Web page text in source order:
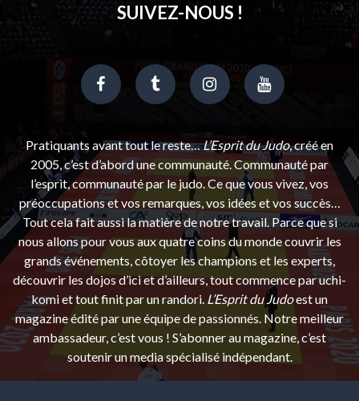
SUIVEZ-NOUS !
Pratiquants avant tout le reste…L’Esprit du Judo, créé en
2005, c’est d’abord une communauté. Communauté par
l’esprit, communauté par le judo. Ce que vous vivez, vos
préoccupations et vos remarques, vos idées et vos succès…
Tout cela fait aussi la matière de notre travail. Parce que si
nous allons pour vous aux quatre coins du monde couvrir les
grands événements, côtoyer les champions et les experts,
découvrir les dojos d’ici et d’ailleurs, tout commence par uchi-
komi et tout finit par un randori.L’Esprit du Judoest un
magazine édité par une équipe de passionnés. Notre meilleur
ambassadeur, c’est vous ! S’abonner au magazine, c’est
soutenir un media spécialisé indépendant.